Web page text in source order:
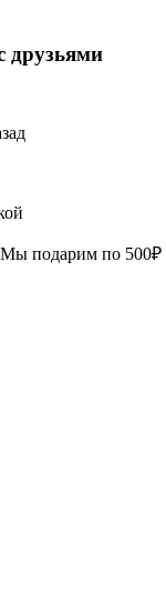
друзьями
Мы подарим по 500₽